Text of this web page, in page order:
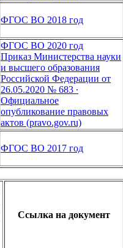
ФГОС ВО 2018 год
ФГОС ВО 2020 год
Приказ Министерства науки
и высшего образования
Российской Федерации от
26.05.2020 № 683 ∙
Официальное
опубликование правовых
актов (pravo.gov.ru)
ФГОС ВО 2017 год
Ссылка на документ